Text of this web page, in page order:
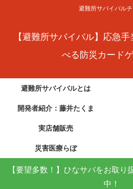
避難所サバイバル
【避難所サバイバル】応急
べる防災カード
避難所サバイバルとは
開発者紹介：藤井たくま
実店舗販売
災害医療らぼ
【要望多数！】ひなサバをお取り
中！